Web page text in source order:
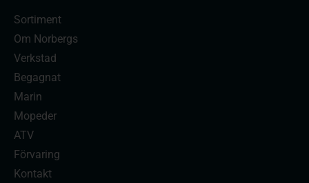
Sortiment
Om Norbergs
Verkstad
Begagnat
Marin
Mopeder
ATV
Förvaring
Kontakt